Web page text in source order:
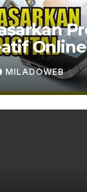
Online
MILADOWEB